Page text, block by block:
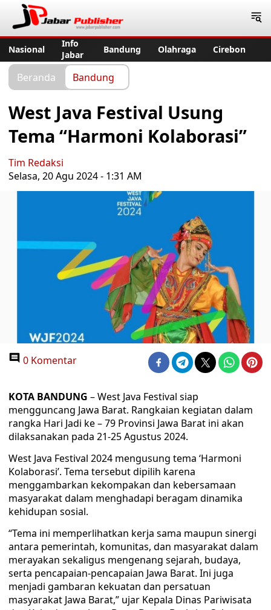
Nasional
Info
Jabar
Bandung Olahraga Cirebon
Beranda Bandung
West Java Festival Usung
Tema “Harmoni Kolaborasi”
Tim Redaksi
Selasa, 20 Agu 2024 - 1:31 AM
0 Komentar
KOTA BANDUNG – West Java Festival siap
mengguncang Jawa Barat. Rangkaian kegiatan dalam
rangka Hari Jadi ke – 79 Provinsi Jawa Barat ini akan
dilaksanakan pada 21-25 Agustus 2024.
West Java Festival 2024 mengusung tema ‘Harmoni
Kolaborasi’. Tema tersebut dipilih karena
menggambarkan kekompakan dan kebersamaan
masyarakat dalam menghadapi beragam dinamika
kehidupan sosial.
“Tema ini memperlihatkan kerja sama maupun sinergi
antara pemerintah, komunitas, dan masyarakat dalam
merayakan sekaligus mengenang sejarah, budaya,
serta pencapaian-pencapaian Jawa Barat. Ini juga
menjadi gambaran kekuatan dan persatuan
masyarakat Jawa Barat,” ujar Kepala Dinas Pariwisata